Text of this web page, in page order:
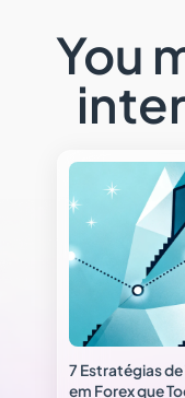
You
7 Estratégias de
em Forex que